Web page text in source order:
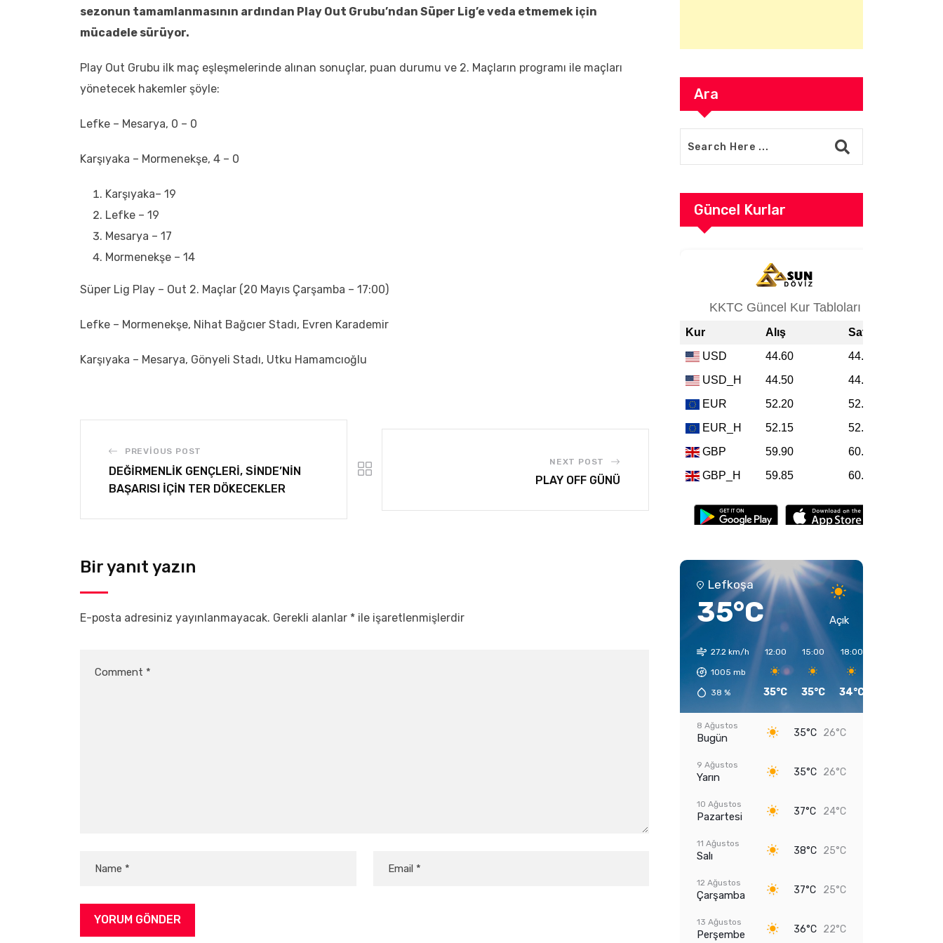
sezonun tamamlanmasının ardından Play Out Grubu’ndan Süper Lig’e veda etmemek için
mücadele sürüyor.
Play Out Grubu ilk maç eşleşmelerinde alınan sonuçlar, puan durumu ve 2. Maçların programı ile maçları
yönetecek hakemler şöyle:
Lefke – Mesarya, 0 – 0
Karşıyaka – Mormenekşe, 4 – 0
Karşıyaka– 19
Lefke – 19
Mesarya – 17
Mormenekşe – 14
Süper Lig Play – Out 2. Maçlar (20 Mayıs Çarşamba – 17:00)
Lefke – Mormenekşe, Nihat Bağcıer Stadı, Evren Karademir
Karşıyaka – Mesarya, Gönyeli Stadı, Utku Hamamcıoğlu
PREVIOUS POST
DEĞİRMENLİK GENÇLERİ, SİNDE’NİN
BAŞARISI İÇİN TER DÖKECEKLER
NEXT POST
PLAY OFF GÜNÜ
Bir yanıt yazın
E-posta adresiniz yayınlanmayacak. Gerekli alanlar * ile işaretlenmişlerdir
Ara
Güncel Kurlar
Lefkoşa
35°C Açık
27.2 km/h
1005 mb
38 %
12:00
35°C
15:00
35°C
18:00
34°C
8 Ağustos
Bugün 35°C 26°C
9 Ağustos
Yarın 35°C 26°C
10 Ağustos
Pazartesi 37°C 24°C
11 Ağustos
Salı 38°C 25°C
12 Ağustos
Çarşamba 37°C 25°C
13 Ağustos
Perşembe 36°C 22°C